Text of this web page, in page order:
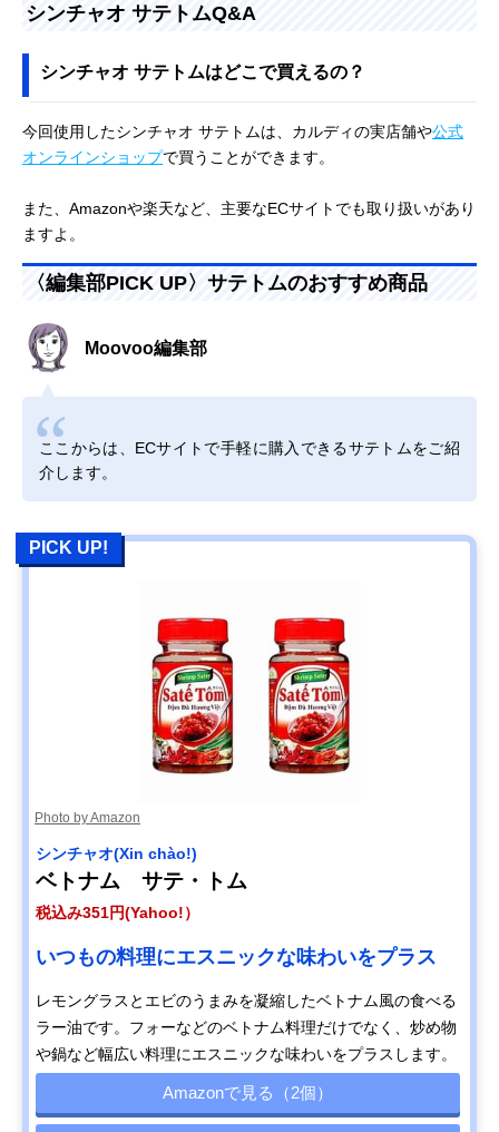
シンチャオ サテトムQ&A
シンチャオ サテトムはどこで買えるの？
今回使用したシンチャオ サテトムは、カルディの実店舗や公式
オンラインショップで買うことができます。
また、Amazonや楽天など、主要なECサイトでも取り扱いがあり
ますよ。
〈編集部PICK UP〉サテトムのおすすめ商品
Moovoo編集部
ここからは、ECサイトで手軽に購入できるサテトムをご紹
介します。
PICK UP!
Photo by Amazon
シンチャオ(Xin chào!)
ベトナム サテ・トム
税込み351円(Yahoo!）
いつもの料理にエスニックな味わいをプラス
レモングラスとエビのうまみを凝縮したベトナム風の食べる
ラー油です。フォーなどのベトナム料理だけでなく、炒め物
や鍋など幅広い料理にエスニックな味わいをプラスします。
Amazonで見る（2個）